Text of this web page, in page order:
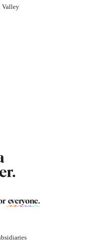
Valley
everyone.